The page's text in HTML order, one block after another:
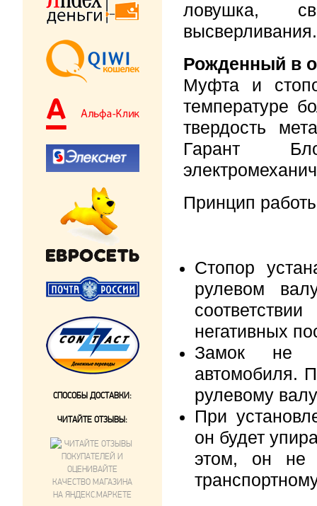
ловушка,
высверливания.
Рожденный в
Муфта и
температуре
твердость
Гарант
Принцип
Стопор
рулевом
негативных
Замок не
автомобиля.
рулевому
При
он будет
этом, он не
СПОСОБЫ ДОСТАВКИ:
ЧИТАЙТЕ ОТЗЫВЫ: